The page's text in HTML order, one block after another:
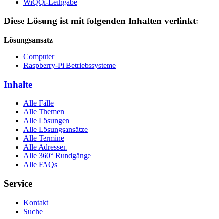
WiQQi-Leihgabe
Diese Lösung ist mit folgenden Inhalten verlinkt:
Lösungsansatz
Computer
Raspberry-Pi Betriebssysteme
Inhalte
Alle Fälle
Alle Themen
Alle Lösungen
Alle Lösungsansätze
Alle Termine
Alle Adressen
Alle 360° Rundgänge
Alle FAQs
Service
Kontakt
Suche